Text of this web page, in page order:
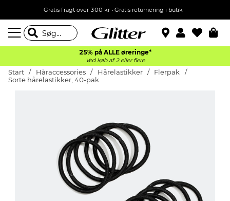
Gratis fragt over 300 kr • Gratis returnering i butik
25% på ALLE øreringe*
Ved køb af 2 eller flere
Start Håraccessories Hårelastikker
Flerpak
Sorte hårelastikker, 40-pak